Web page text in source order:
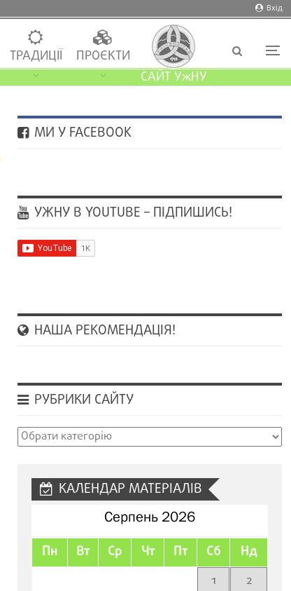
Вхід
ТРАДИЦІЇ
ПРОЄКТИ
САЙТ УжНУ
МИ У FACEBOOK
УЖНУ В YOUTUBE – ПІДПИШИСЬ!
НАША РЕКОМЕНДАЦІЯ!
РУБРИКИ САЙТУ
Рубрики
КАЛЕНДАР МАТЕРІАЛІВ
Серпень 2026
Пн Вт Ср Чт Пт Сб Нд
1
2